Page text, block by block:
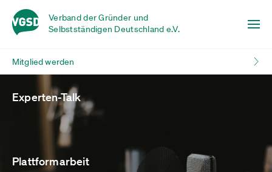
Verband der Gründer und
Selbstständigen Deutschland e.V.
Mitglied werden
Experten-Talk
Plattformarbeit